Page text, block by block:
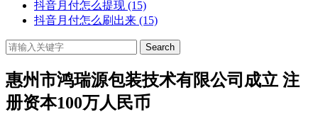
抖音月付怎么提现 (15)
抖音月付怎么刷出来 (15)
Search
惠州市鸿瑞源包装技术有限公司成立 注
册资本100万人民币